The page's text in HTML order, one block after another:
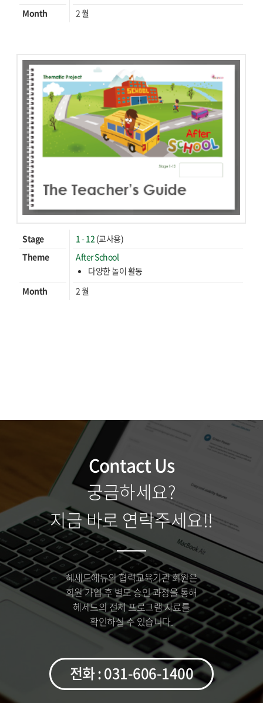
Month
2 월
Stage 1 - 12 (교사용)
Theme
After School
다양한 놀이 활동
Month
2 월
Contact Us
궁금하세요?
지금 바로 연락주세요!!
헤세드에듀의 협력교육기관 회원은
회원 가입 후 별도 승인 과정을 통해
헤세드의 전체 프로그램 자료를
확인하실 수 있습니다.
전화 : 031-606-1400